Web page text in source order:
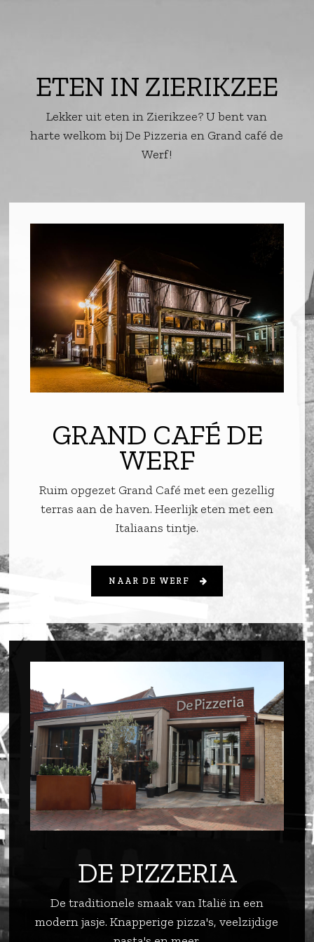
ETEN IN ZIERIKZEE
Lekker uit eten in Zierikzee? U bent van
harte welkom bij De Pizzeria en Grand café de
Werf!
GRAND CAFÉ DE
WERF
Ruim opgezet Grand Café met een gezellig
terras aan de haven. Heerlijk eten met een
Italiaans tintje.
NAAR DE WERF
DE PIZZERIA
De traditionele smaak van Italië in een
modern jasje. Knapperige pizza's, veelzijdige